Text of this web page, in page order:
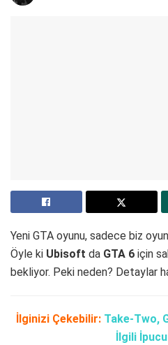
Yeni GTA oyunu, sadece biz
Öyle ki Ubisoft da GTA 6 için
bekliyor. Peki neden? Detaylar
İlginizi Çekebilir: Take-Two,
İlgili